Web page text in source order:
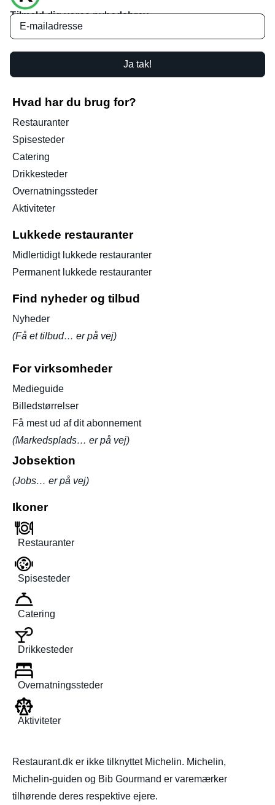
Tilmeld dig vores nyhedsbrev
Ja tak!
Hvad har du brug for?
Restauranter
Spisesteder
Catering
Drikkesteder
Overnatningssteder
Aktiviteter
Lukkede restauranter
Midlertidigt lukkede restauranter
Permanent lukkede restauranter
Find nyheder og tilbud
Nyheder
(Få et tilbud… er på vej)
For virksomheder
Medieguide
Billedstørrelser
Få mest ud af dit abonnement
(Markedsplads… er på vej)
Jobsektion
(Jobs… er på vej)
Ikoner
Restauranter
Spisesteder
Catering
Drikkesteder
Overnatningssteder
Aktiviteter
Restaurant.dk er ikke tilknyttet Michelin. Michelin,
Michelin-guiden og Bib Gourmand er varemærker
tilhørende deres respektive ejere.